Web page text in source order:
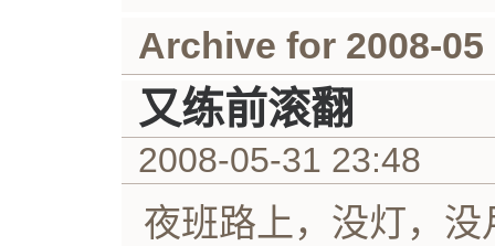
Archive for 2008-05
又练前滚翻
2008-05-31 23:48
夜班路上，没灯，